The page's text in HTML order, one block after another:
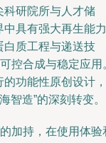
研院所与人才储
中具有强大再生能力
白质工程与递送技
控合成与稳定应用
的功能性原创设计，
智造”的深刻转变。
加持，在使用体验